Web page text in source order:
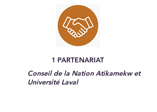
1 PARTENARIAT
Conseil de la Nation Atikamekw et
Université Laval